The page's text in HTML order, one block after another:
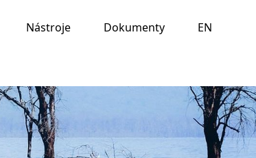
marketingových interakcií
Nástroje Dokumenty EN